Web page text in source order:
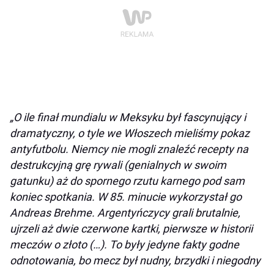
„O ile finał mundialu w Meksyku był fascynujący i
dramatyczny, o tyle we Włoszech mieliśmy pokaz
antyfutbolu. Niemcy nie mogli znaleźć recepty na
destrukcyjną grę rywali (genialnych w swoim
gatunku) aż do spornego rzutu karnego pod sam
koniec spotkania. W 85. minucie wykorzystał go
Andreas Brehme. Argentyńczycy grali brutalnie,
ujrzeli aż dwie czerwone kartki, pierwsze w historii
meczów o złoto (…). To były jedyne fakty godne
odnotowania, bo mecz był nudny, brzydki i niegodny